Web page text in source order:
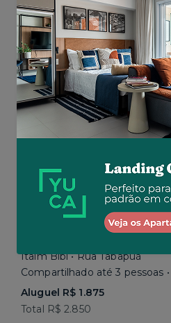
Aluguel R$ 1.777
Total R$ 2.843
Similar a sua busca
Itaim Bibi • Rua Tabapuã
Compartilhado até 3 pessoas
Aluguel R$ 1.875
Total R$ 2.850